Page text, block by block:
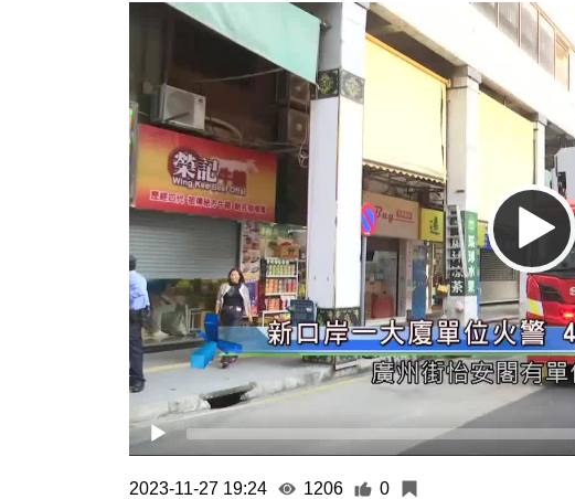
2023-11-27 19:24 1206 0